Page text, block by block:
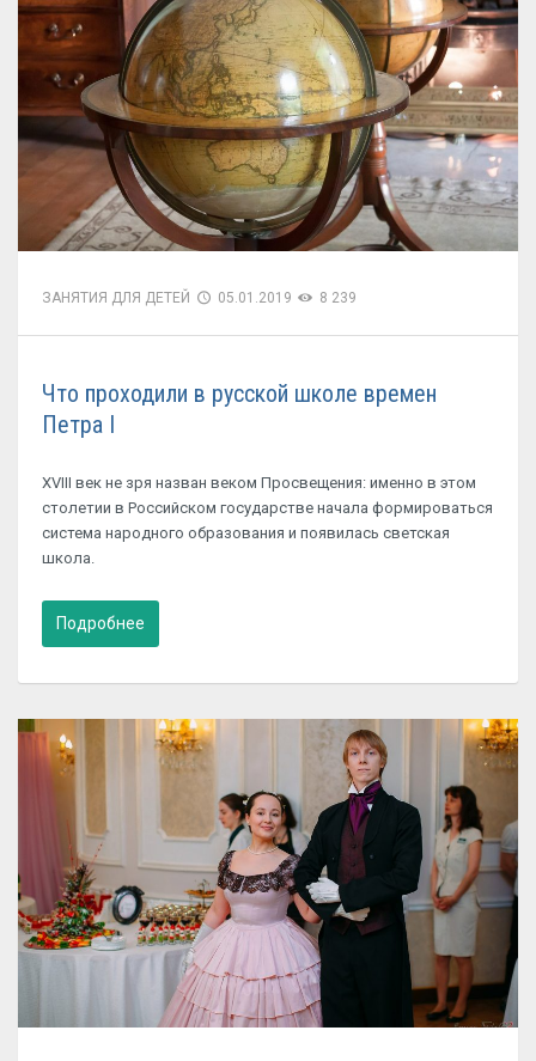
ЗАНЯТИЯ ДЛЯ ДЕТЕЙ 05.01.2019 8 239
Что проходили в русской школе времен
Петра I
XVIII век не зря назван веком Просвещения: именно в этом
столетии в Российском государстве начала формироваться
система народного образования и появилась светская
школа.
Подробнее